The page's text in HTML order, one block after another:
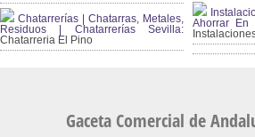
Chatarrerías | Chatarras, Metales,
Residuos | Chatarrerías Sevilla:
Chatarreria El Pino
Ahorrar
Gaceta Comercial de